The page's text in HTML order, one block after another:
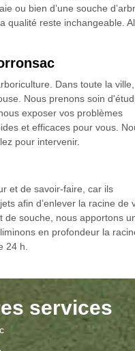
ou bien d’une souche
qualité reste inchangeable.
Dans toute la ville,
Nous prenons soin
exposer vos problèmes
et efficaces pour vous.
pour intervenir.
et de savoir-faire, car ils
afin d’enlever la racine de
de souche, nous apportons
en profondeur la
24 h.
services